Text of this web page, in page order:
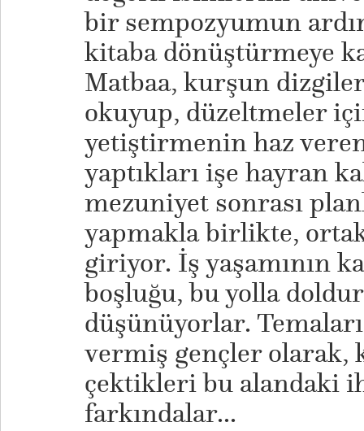
bir sempozyumun
kitaba dönüştürmeye
Matbaa, kurşun
okuyup, düzeltmeler
yetiştirmenin haz
yaptıkları işe hayran
mezuniyet sonrası
yapmakla birlikte,
giriyor. İş yaşamının
boşluğu, bu yolla
düşünüyorlar.
vermiş gençler olarak,
çektikleri bu alandaki
farkındalar...